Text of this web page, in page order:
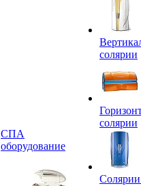
СПА
оборудование
солярии
солярии